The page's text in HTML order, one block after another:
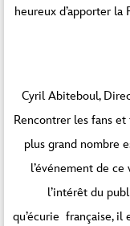
heureux d’apporter la
Cyril Abiteboul,
Rencontrer les fans
plus grand nombre
l’événement de
l’intérêt du
qu’écurie française, il